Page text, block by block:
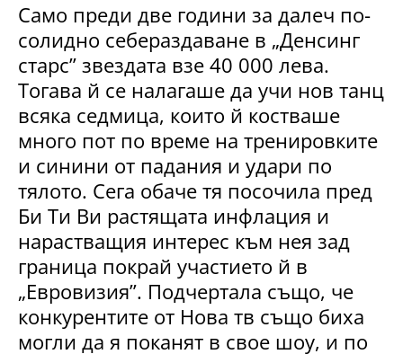
Само преди две години за далеч по-
солидно себераздаване в „Денсинг
старс” звездата взе 40 000 лева.
Тогава й се налагаше да учи нов танц
всяка седмица, които й костваше
много пот по време на тренировките
и синини от падания и удари по
тялото. Сега обаче тя посочила пред
Би Ти Ви растящата инфлация и
нарастващия интерес към нея зад
граница покрай участието й в
„Евровизия”. Подчертала също, че
конкурентите от Нова тв също биха
могли да я поканят в свое шоу, и по